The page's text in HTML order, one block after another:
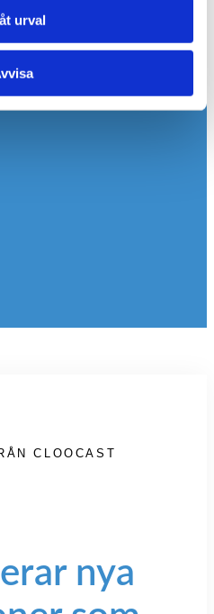
urval
CLOOCAST
nya